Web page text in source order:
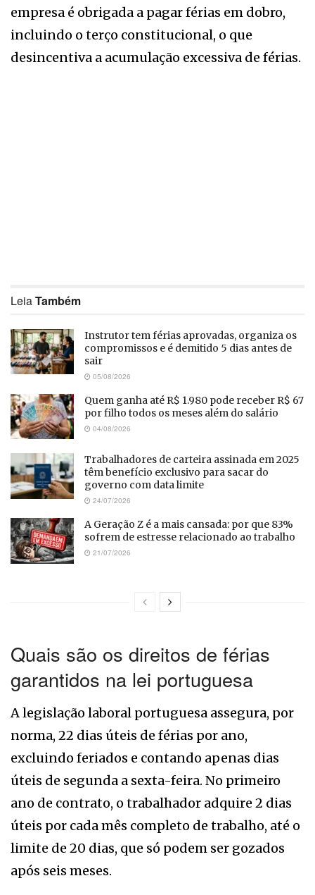
empresa é obrigada a pagar férias em dobro,
incluindo o terço constitucional, o que
desincentiva a acumulação excessiva de férias.
LeiaTambém
Instrutor tem férias aprovadas, organiza os
compromissos e é demitido 5 dias antes de
sair
05/08/2026
Quem ganha até R$ 1.980 pode receber R$ 67
por filho todos os meses além do salário
04/08/2026
Trabalhadores de carteira assinada em 2025
têm benefício exclusivo para sacar do
governo com data limite
24/07/2026
A Geração Z é a mais cansada: por que 83%
sofrem de estresse relacionado ao trabalho
21/07/2026
Quais são os direitos de férias
garantidos na lei portuguesa
A legislação laboral portuguesa assegura, por
norma, 22 dias úteis de férias por ano,
excluindo feriados e contando apenas dias
úteis de segunda a sexta-feira. No primeiro
ano de contrato, o trabalhador adquire 2 dias
úteis por cada mês completo de trabalho, até o
limite de 20 dias, que só podem ser gozados
após seis meses.